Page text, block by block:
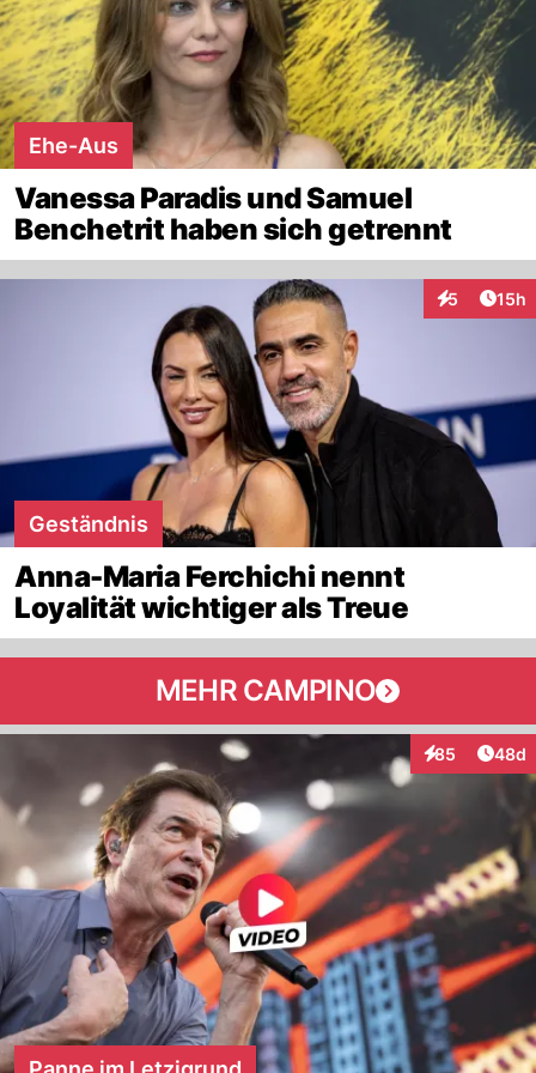
Ehe-Aus
Vanessa Paradis und Samuel
Benchetrit haben sich getrennt
5
Interaktionen
15h
Geständnis
Anna-Maria Ferchichi nennt
Loyalität wichtiger als Treue
MEHR CAMPINO
85
Interaktionen
48d